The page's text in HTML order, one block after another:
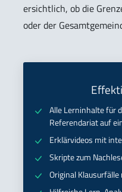
ersichtlich, ob die
oder der
Alle Lerninhalte für
Referendariat auf
Erklärvideos mit
Skripte zum
Original